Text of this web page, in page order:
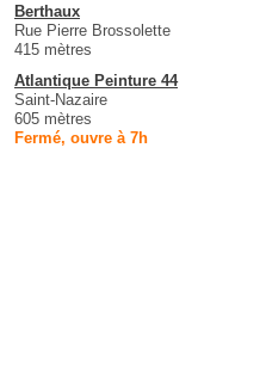
Berthaux
Rue Pierre Brossolette
415 mètres
Atlantique Peinture 44
Saint-Nazaire
605 mètres
Fermé, ouvre à 7h